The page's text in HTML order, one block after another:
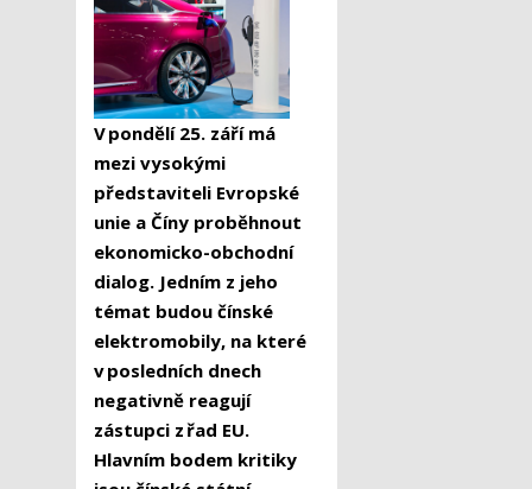
V pondělí 25. září má
mezi vysokými
představiteli Evropské
unie a Číny proběhnout
ekonomicko-obchodní
dialog. Jedním z jeho
témat budou čínské
elektromobily, na které
v posledních dnech
negativně reagují
zástupci z řad EU.
Hlavním bodem kritiky